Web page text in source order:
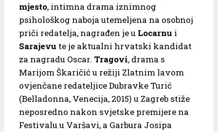
mjesto, intimna drama iznimnog
psihološkog naboja utemeljena na osobnoj
priči redatelja, nagrađen je u Locarnu i
Sarajevu te je aktualni hrvatski kandidat
za nagradu Oscar. Tragovi, drama s
Marijom Škaričić u režiji Zlatnim lavom
ovjenčane redateljice Dubravke Turić
(Belladonna, Venecija, 2015) u Zagreb stiže
neposredno nakon svjetske premijere na
Festivalu u Varšavi, a Garbura Josipa